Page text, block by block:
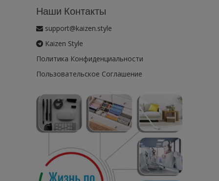
Наши Контакты
support@kaizen.style
Kaizen Style
Политика Конфиденциальности
Пользовательское Соглашение